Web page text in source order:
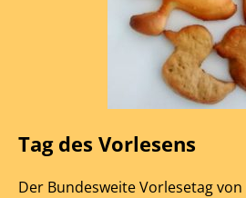
Tag des Vorlesens
Der Bundesweite Vorlesetag